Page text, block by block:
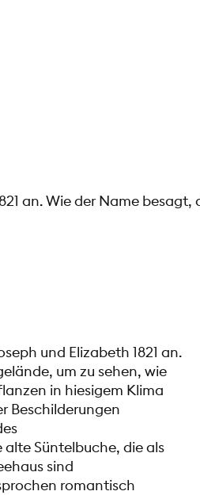
an. Wie der Name besagt,
und Elizabeth 1821 an.
um zu sehen, wie
in hiesigem Klima
Beschilderungen
Süntelbuche, die als
sind
romantisch